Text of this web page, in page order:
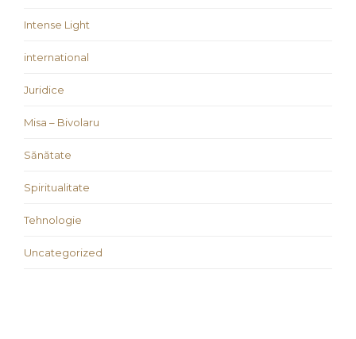
Intense Light
international
Juridice
Misa – Bivolaru
Sănătate
Spiritualitate
Tehnologie
Uncategorized